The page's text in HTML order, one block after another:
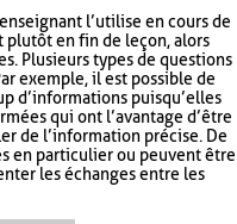
l’utilise en cours de
plutôt en fin de leçon, alors
Plusieurs types de questions
exemple, il est possible de
d’informations puisqu’elles
qui ont l’avantage d’être
de l’information précise. De
en particulier ou peuvent être
les échanges entre les